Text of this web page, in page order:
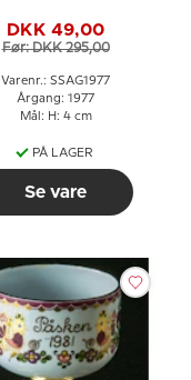
DKK 49,00
Før: DKK 295,00
Varenr.: SSAG1977
Årgang: 1977
Mål: H: 4 cm
PÅ LAGER
Se vare